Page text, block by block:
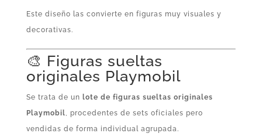
Este diseño las convierte en figuras muy visuales y
decorativas.
🎨 Figuras sueltas
originales Playmobil
Se trata de un lote de figuras sueltas originales
Playmobil , procedentes de sets oficiales pero
vendidas de forma individual agrupada.